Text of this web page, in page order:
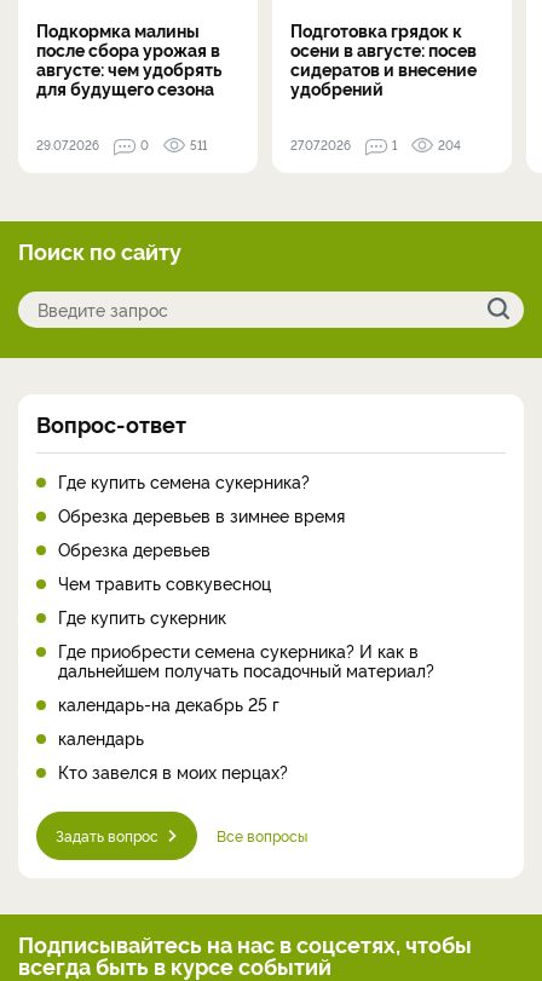
Подкормка малины
после сбора урожая в
августе: чем удобрять
для будущего сезона
29.07.2026 0 511
Подготовка грядок к
осени в августе: посев
сидератов и внесение
удобрений
27.07.2026 1 204
Поиск по сайту
Вопрос-ответ
Где купить семена сукерника?
Обрезка деревьев в зимнее время
Обрезка деревьев
Чем травить совкувесноц
Где купить сукерник
Где приобрести семена сукерника? И как в
дальнейшем получать посадочный материал?
календарь-на декабрь 25 г
календарь
Кто завелся в моих перцах?
Задать вопрос Все вопросы
Подписывайтесь на нас в соцсетях, чтобы
всегдабыть в курсе событий